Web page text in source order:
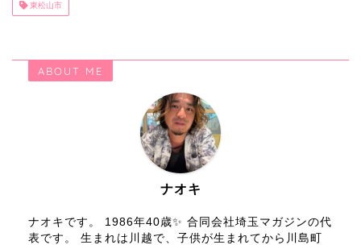
東松山市
ABOUT ME
ナオキ
ナオキです。 1986年40歳✨ 合同会社埼玉マガジンの代
表です。 生まれは川越で、子供が生まれてから川島町